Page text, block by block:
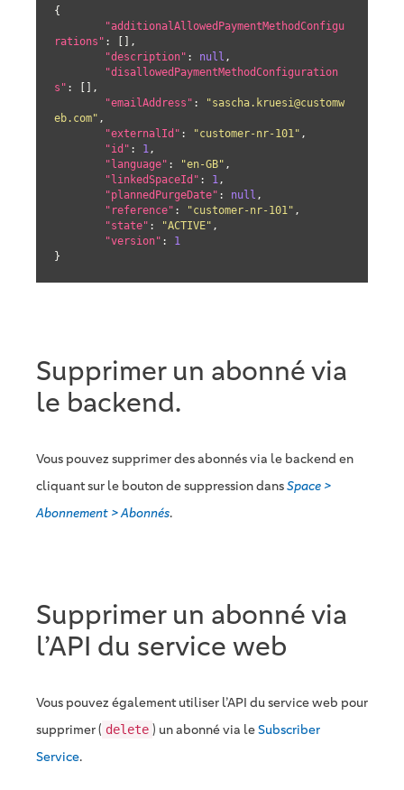
{
"additionalAllowedPaymentMethodConfigu
rations" : [],
"description" : null ,
"disallowedPaymentMethodConfiguration
s" : [],
"emailAddress" :
"sascha.kruesi@customw
eb.com" ,
"externalId" : "customer-nr-101" ,
"id" : 1,
"language" : "en-GB" ,
"linkedSpaceId" : 1,
"plannedPurgeDate" : null ,
"reference" : "customer-nr-101" ,
"state" : "ACTIVE" ,
"version" : 1
}
Supprimer un abonné via
le backend.
Vous pouvez supprimer des abonnés via le backend en
cliquant sur le bouton de suppression dansSpace >
Abonnement > Abonnés.
Supprimer un abonné via
l’API du service web
Vous pouvez également utiliser l’API du service web pour
supprimer ( delete ) un abonné via leSubscriber
Service.